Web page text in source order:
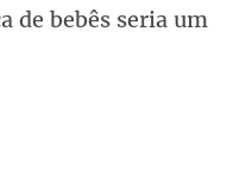
de bebês seria um